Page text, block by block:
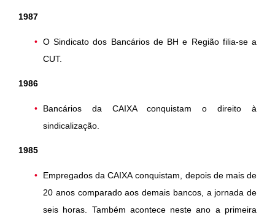
1987
O Sindicato dos Bancários de BH e Região filia-se a
CUT.
1986
Bancários da CAIXA conquistam o direito à
sindicalização.
1985
Empregados da CAIXA conquistam, depois de mais de
20 anos comparado aos demais bancos, a jornada de
seis horas. Também acontece neste ano a primeira